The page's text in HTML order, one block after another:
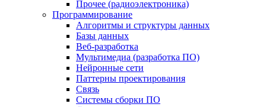
Прочее (радиоэлектроника)
Программирование
Алгоритмы и структуры данных
Базы данных
Веб-разработка
Мультимедиа (разработка ПО)
Нейронные сети
Паттерны проектирования
Связь
Системы сборки ПО